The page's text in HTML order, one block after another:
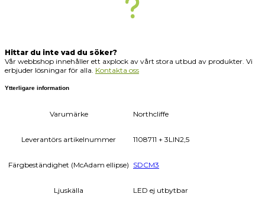
Hittar du inte vad du söker?
Vår webbshop innehåller ett axplock av vårt stora utbud av produkter. Vi
erbjuder lösningar för alla. Kontakta oss
Ytterligare information
Varumärke Northcliffe
Leverantörs artikelnummer 1108711 + 3LIN2,5
Färgbeständighet (McAdam ellipse) SDCM3
Ljuskälla LED ej utbytbar